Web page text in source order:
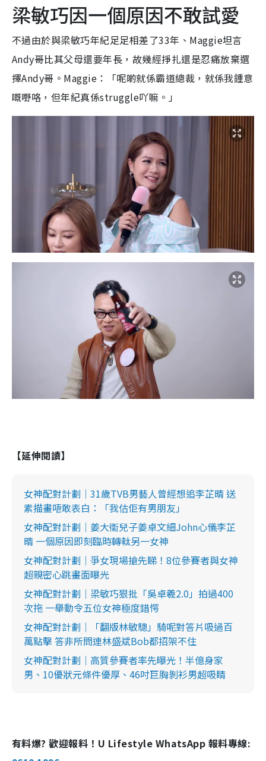
梁敏巧因一個原因不敢試愛
不過由於與梁敏巧年紀足足相差了33年、Maggie坦言
Andy哥比其父母還要年長，故幾經掙扎還是忍痛放棄選
擇Andy哥。Maggie：「呢啲就係霸道總裁，就係我鍾意
嘅嘢咯，但年紀真係struggle吖嘛。」
【延伸閱讀】
女神配對計劃｜31歲TVB男藝人曾經想追李芷晴 送
素描畫唔敢表白：「我估佢有男朋友」
女神配對計劃｜姜大衞兒子姜卓文細John心儀李芷
晴 一個原因即刻臨時轉軚另一女神
女神配對計劃｜爭女現場搶先睇！8位參賽者與女神
超親密心跳畫面曝光
女神配對計劃｜梁敏巧狠批「吳卓羲2.0」拍過400
次拖 一舉動令五位女神極度錯愕
女神配對計劃｜「翻版林敏驄」騎呢對答片吸過百
萬點擊 答非所問連林盛斌Bob都招架不住
女神配對計劃｜高質參賽者率先曝光！半億身家
男、10優狀元條件優厚、46吋巨胸剝衫男超吸睛
有料爆? 歡迎報料！U Lifestyle WhatsApp 報料專線: